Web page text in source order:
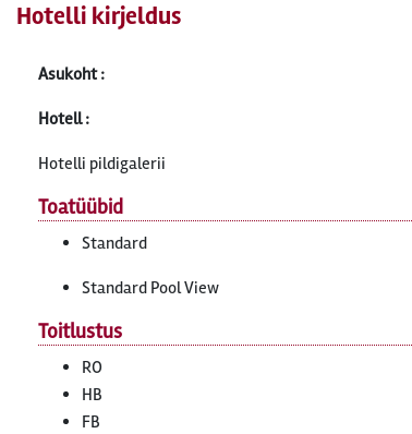
Hotelli kirjeldus
Asukoht :
Hotell :
Hotelli pildigalerii
Toatüübid
Standard
Standard Pool View
Toitlustus
RO
HB
FB